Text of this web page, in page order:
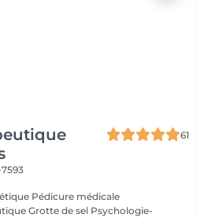
61
Pédicure médicale
Grotte de sel Psychologie-